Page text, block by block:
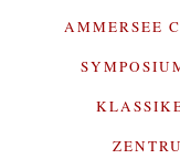
AMMERSEE